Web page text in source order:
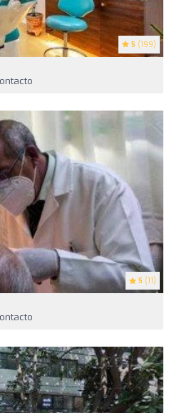
5 (199)
5 (11)